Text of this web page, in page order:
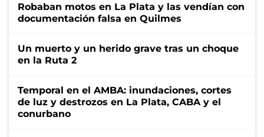
Robaban motos en La Plata y las vendían con
documentación falsa en Quilmes
Un muerto y un herido grave tras un choque
en la Ruta 2
Temporal en el AMBA: inundaciones, cortes
de luz y destrozos en La Plata, CABA y el
conurbano